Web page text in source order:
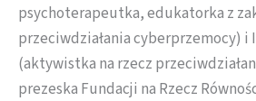
psychoterapeutka, edukatorka z
przeciwdziałania cyberprzemocy) i
(aktywistka na rzecz
prezeska Fundacji na Rzecz